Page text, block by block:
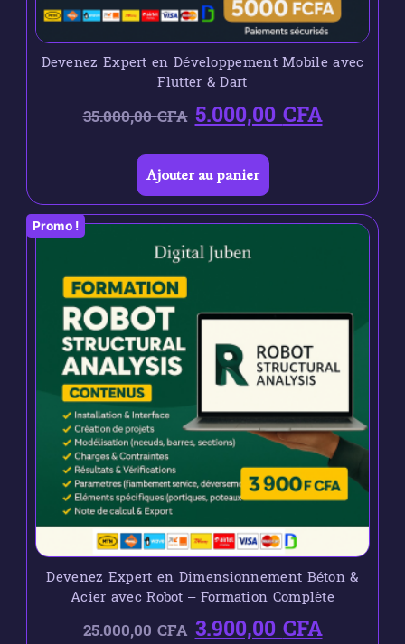
Devenez Expert en Développement Mobile avec
Flutter & Dart
35.000,00CFA 5.000,00CFA
Ajouter au panier
Promo !
Devenez Expert en Dimensionnement Béton &
Acier avec Robot – Formation Complète
25.000,00CFA 3.900,00CFA